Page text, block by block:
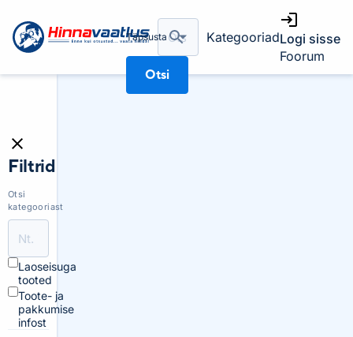
Täpsusta
Otsi
KategooriadLogi sisse
Foorum
Filtrid
Otsi
kategooriast
Laoseisuga
tooted
Toote- ja
pakkumise
infost